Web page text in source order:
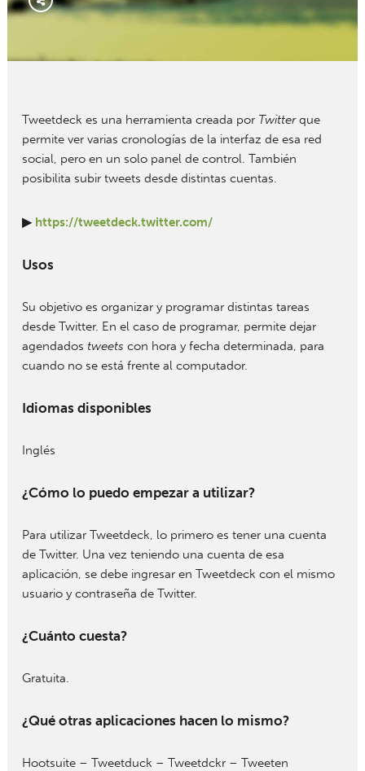
Tweetdeck es una herramienta creada por Twitterque
permite ver varias cronologías de la interfaz de esa red
social, pero en un solo panel de control. También
posibilita subir tweets desde distintas cuentas.
▶ https://tweetdeck.twitter.com/
Usos
Su objetivo es organizar y programar distintas tareas
desde Twitter. En el caso de programar, permite dejar
agendados tweets con hora y fecha determinada, para
cuando no se está frente al computador.
Idiomas disponibles
Inglés
¿Cómo lo puedo empezar a utilizar?
Para utilizar Tweetdeck, lo primero es tener una cuenta
de Twitter. Una vez teniendo una cuenta de esa
aplicación, se debe ingresar en Tweetdeck con el mismo
usuario y contraseña de Twitter.
¿Cuánto cuesta?
Gratuita.
¿Qué otras aplicaciones hacen lo mismo?
Hootsuite – Tweetduck – Tweetdckr – Tweeten